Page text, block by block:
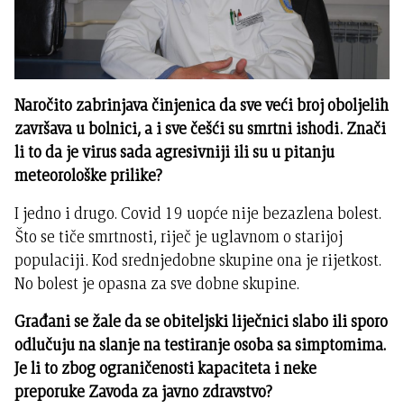
Naročito zabrinjava činjenica da sve veći broj oboljelih
završava u bolnici, a i sve češći su smrtni ishodi. Znači
li to da je virus sada agresivniji ili su u pitanju
meteorološke prilike?
I jedno i drugo. Covid 19 uopće nije bezazlena bolest.
Što se tiče smrtnosti, riječ je uglavnom o starijoj
populaciji. Kod srednjedobne skupine ona je rijetkost.
No bolest je opasna za sve dobne skupine.
Građani se žale da se obiteljski liječnici slabo ili sporo
odlučuju na slanje na testiranje osoba sa simptomima.
Je li to zbog ograničenosti kapaciteta i neke
preporuke Zavoda za javno zdravstvo?